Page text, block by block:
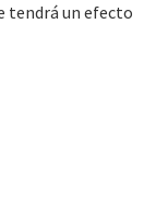
tendrá un efecto